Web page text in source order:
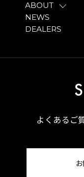
ABOUT
NEWS
DEALERS
よくあるご